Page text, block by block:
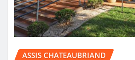
ASSIS CHATEAUBRIAND